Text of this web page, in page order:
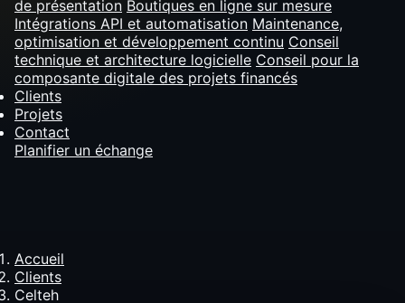
de présentation Boutiques en ligne sur mesure
Intégrations API et automatisation Maintenance,
optimisation et développement continu Conseil
technique et architecture logicielle Conseil pour la
composante digitale des projets financés
Clients
Projets
Contact
Planifier un échange
Accueil
Clients
Celteh